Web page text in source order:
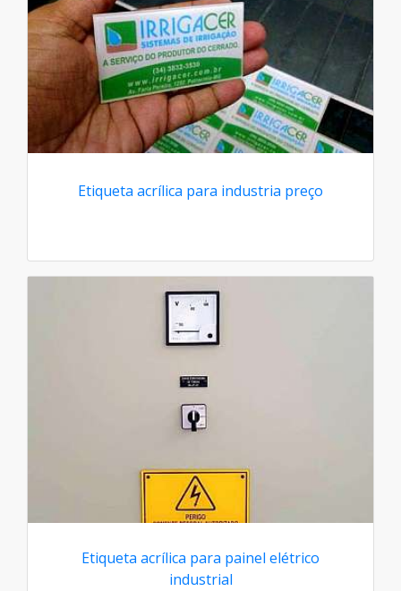
Etiqueta acrílica para industria preço
Etiqueta acrílica para painel elétrico
industrial